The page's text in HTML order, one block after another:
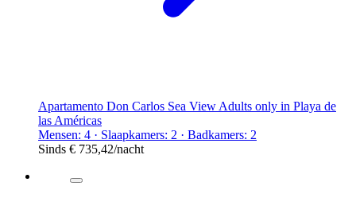
Apartamento Don Carlos Sea View Adults only in Playa de
las Américas
Mensen: 4 · Slaapkamers: 2 · Badkamers: 2
Sinds € 735,42/nacht